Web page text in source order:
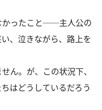
かったこと──主人公の
、泣きながら、路上を
ん。が、この状況下、
はどうしているだろう